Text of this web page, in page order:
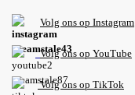
Volg ons op Instagram
Volgons op YouTube
Volg ons op TikTok